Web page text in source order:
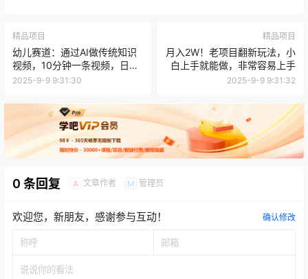
精品项目
幼儿赛道：通过AI做传统知识
视频，10分钟一条视频，日盈
利多张
2025-9-9 9:31:30
精品项目
月入2W！老项目翻新玩法，小
白上手就能做，非常容易上手
2025-9-9 9:31:32
0 条回复 A 文章作者 M 管理员
欢迎您，新朋友，感谢参与互动！ 确认修改